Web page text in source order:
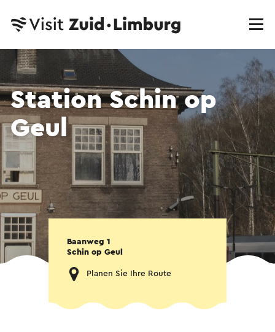
Station Schin op
Geul
Baanweg 1
Schin op Geul
Planen Sie Ihre Route